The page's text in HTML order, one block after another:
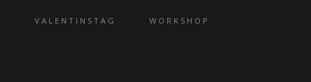
VALENTINSTAG WORKSHOP